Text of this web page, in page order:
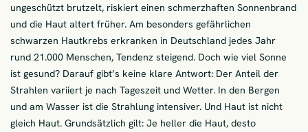
ungeschützt brutzelt, riskiert einen schmerzhaften Sonnenbrand
und die Haut altert früher. Am besonders gefährlichen
schwarzen Hautkrebs erkranken in Deutschland jedes Jahr
rund 21.000 Menschen, Tendenz steigend. Doch wie viel Sonne
ist gesund? Darauf gibt’s keine klare Antwort: Der Anteil der
Strahlen variiert je nach Tageszeit und Wetter. In den Bergen
und am Wasser ist die Strahlung intensiver. Und Haut ist nicht
gleich Haut. Grundsätzlich gilt: Je heller die Haut, desto